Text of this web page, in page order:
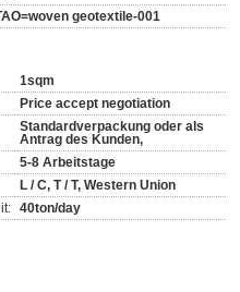
geotextile-001
1sqm
Price accept negotiation
Standardverpackung oder als
Antrag des Kunden,
5-8 Arbeitstage
L / C, T / T, Western Union
40ton/day